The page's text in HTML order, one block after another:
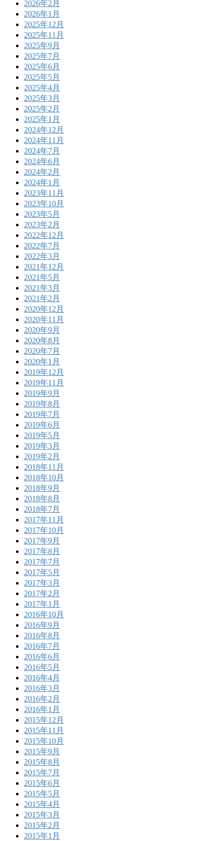
2026年2月
2026年1月
2025年12月
2025年11月
2025年9月
2025年7月
2025年6月
2025年5月
2025年4月
2025年3月
2025年2月
2025年1月
2024年12月
2024年11月
2024年7月
2024年6月
2024年2月
2024年1月
2023年11月
2023年10月
2023年5月
2023年2月
2022年12月
2022年7月
2022年3月
2021年12月
2021年5月
2021年3月
2021年2月
2020年12月
2020年11月
2020年9月
2020年8月
2020年7月
2020年1月
2019年12月
2019年11月
2019年9月
2019年8月
2019年7月
2019年6月
2019年5月
2019年3月
2019年2月
2018年11月
2018年10月
2018年9月
2018年8月
2018年7月
2017年11月
2017年10月
2017年9月
2017年8月
2017年7月
2017年5月
2017年3月
2017年2月
2017年1月
2016年10月
2016年9月
2016年8月
2016年7月
2016年6月
2016年5月
2016年4月
2016年3月
2016年2月
2016年1月
2015年12月
2015年11月
2015年10月
2015年9月
2015年8月
2015年7月
2015年6月
2015年5月
2015年4月
2015年3月
2015年2月
2015年1月